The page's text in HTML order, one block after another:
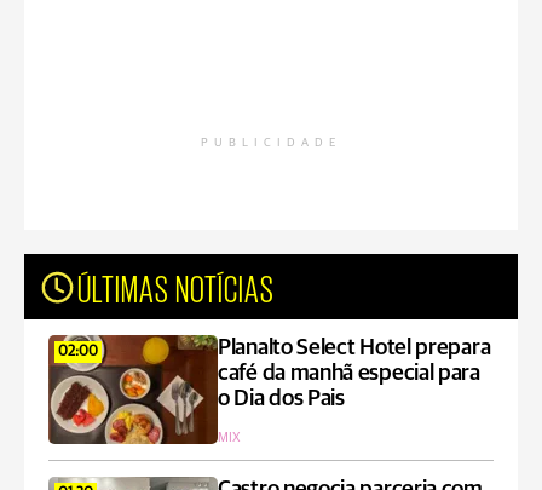
PUBLICIDADE
ÚLTIMAS NOTÍCIAS
02:00
Planalto Select Hotel prepara
café da manhã especial para
o Dia dos Pais
MIX